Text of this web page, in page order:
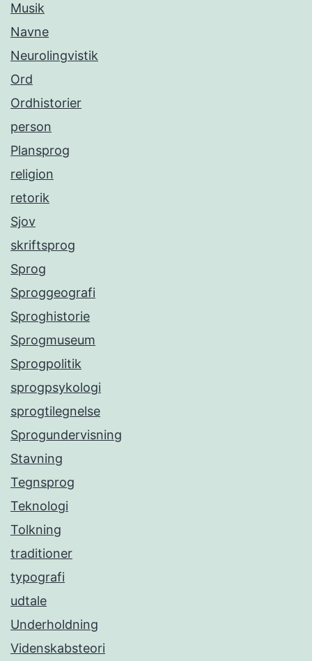
Musik
Navne
Neurolingvistik
Ord
Ordhistorier
person
Plansprog
religion
retorik
Sjov
skriftsprog
Sprog
Sproggeografi
Sproghistorie
Sprogmuseum
Sprogpolitik
sprogpsykologi
sprogtilegnelse
Sprogundervisning
Stavning
Tegnsprog
Teknologi
Tolkning
traditioner
typografi
udtale
Underholdning
Videnskabsteori